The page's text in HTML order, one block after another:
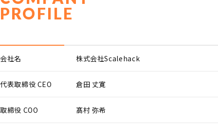
PROFILE
会社名 株式会社Scalehack
代表取締役 CEO 倉田 丈寛
取締役 COO 髙村 弥希